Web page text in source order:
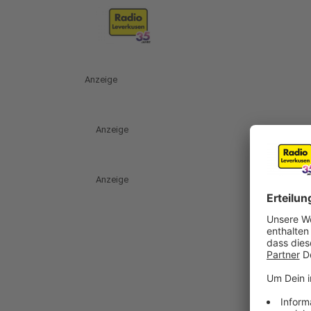
Anzeige
Anzeige
Anzeige